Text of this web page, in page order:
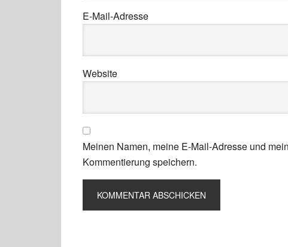
E-Mail-Adresse
Website
Meinen Namen, meine E-Mail-Adresse und
Kommentierung speichern.